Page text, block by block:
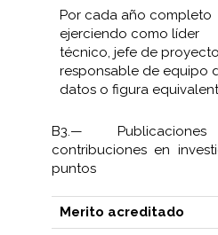
Por cada año completo
ejerciendo como líder
técnico, jefe de
responsable de equipo
datos o figura
B3.—
contribuciones en
puntos
Merito acreditado